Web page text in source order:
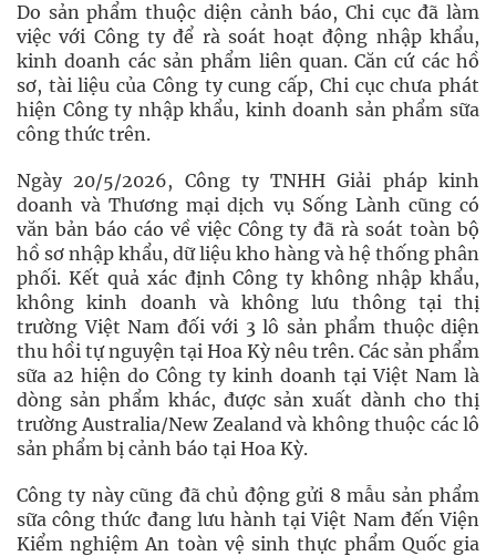
Do sản phẩm thuộc diện cảnh báo, Chi cục đã làm
việc với Công ty để rà soát hoạt động nhập khẩu,
kinh doanh các sản phẩm liên quan. Căn cứ các hồ
sơ, tài liệu của Công ty cung cấp, Chi cục chưa phát
hiện Công ty nhập khẩu, kinh doanh sản phẩm sữa
công thức trên.
Ngày 20/5/2026, Công ty TNHH Giải pháp kinh
doanh và Thương mại dịch vụ Sống Lành cũng có
văn bản báo cáo về việc Công ty đã rà soát toàn bộ
hồ sơ nhập khẩu, dữ liệu kho hàng và hệ thống phân
phối. Kết quả xác định Công ty không nhập khẩu,
không kinh doanh và không lưu thông tại thị
trường Việt Nam đối với 3 lô sản phẩm thuộc diện
thu hồi tự nguyện tại Hoa Kỳ nêu trên. Các sản phẩm
sữa a2 hiện do Công ty kinh doanh tại Việt Nam là
dòng sản phẩm khác, được sản xuất dành cho thị
trường Australia/New Zealand và không thuộc các lô
sản phẩm bị cảnh báo tại Hoa Kỳ.
Công ty này cũng đã chủ động gửi 8 mẫu sản phẩm
sữa công thức đang lưu hành tại Việt Nam đến Viện
Kiểm nghiệm An toàn vệ sinh thực phẩm Quốc gia